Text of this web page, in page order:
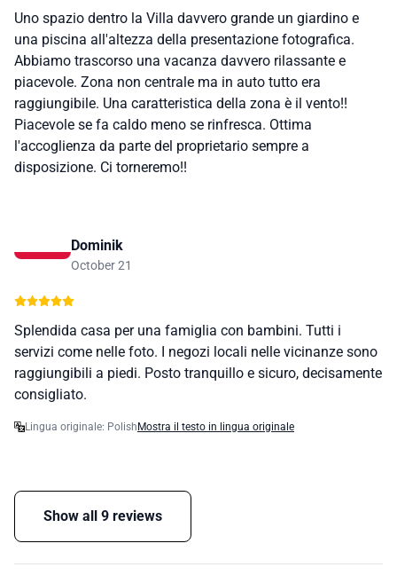
Uno spazio dentro la Villa davvero grande un giardino e
una piscina all'altezza della presentazione fotografica.
Abbiamo trascorso una vacanza davvero rilassante e
piacevole. Zona non centrale ma in auto tutto era
raggiungibile. Una caratteristica della zona è il vento!!
Piacevole se fa caldo meno se rinfresca. Ottima
l'accoglienza da parte del proprietario sempre a
disposizione. Ci torneremo!!
Dominik
October 21
Splendida casa per una famiglia con bambini. Tutti i
servizi come nelle foto. I negozi locali nelle vicinanze sono
raggiungibili a piedi. Posto tranquillo e sicuro, decisamente
consigliato.
Lingua originale: Polish Mostra il testo in lingua originale
Show all 9 reviews